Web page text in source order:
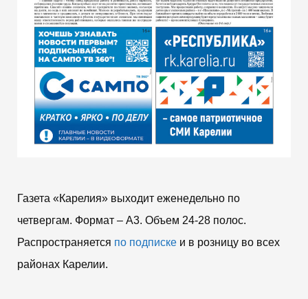
Газета «Карелия» выходит еженедельно по
четвергам. Формат – A3. Объем 24-28 полос.
Распространяется по подпискеи в розницу во всех
районах Карелии.